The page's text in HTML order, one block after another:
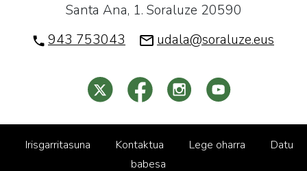
Santa Ana, 1. Soraluze 20590
943 753043
udala@soraluze.eus
Irisgarritasuna Kontaktua Lege oharra
Datu
babesa